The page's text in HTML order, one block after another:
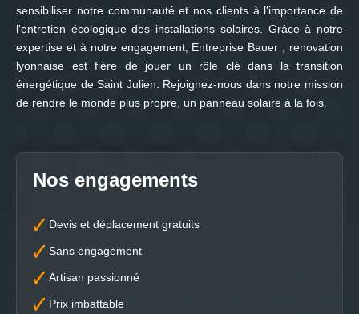
sensibiliser notre communauté et nos clients à l'importance de
l'entretien écologique des installations solaires. Grâce à notre
expertise et à notre engagement, Entreprise Bauer , renovation
lyonnaise est fière de jouer un rôle clé dans la transition
énergétique de Saint Julien. Rejoignez-nous dans notre mission
de rendre le monde plus propre, un panneau solaire à la fois.
Nos engagements
Devis et déplacement gratuits
Sans engagement
Artisan passionné
Prix imbattable